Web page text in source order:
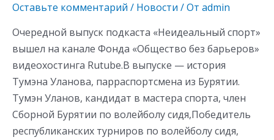
Оставьте комментарий / Новости / От admin
Очередной выпуск подкаста «Неидеальный спорт»
вышел на канале Фонда «Общество без барьеров»
видеохостинга Rutube.В выпуске — история
Тумэна Уланова, парраспортсмена из Бурятии.
Тумэн Уланов, кандидат в мастера спорта, член
Сборной Бурятии по волейболу сидя,Победитель
республиканских турниров по волейболу сидя,